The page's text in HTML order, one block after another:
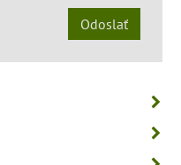
Odoslať